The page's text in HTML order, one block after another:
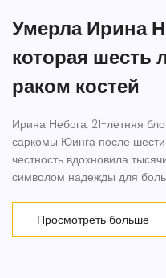
Умерла Ирина
которая шесть
раком костей
Ирина Небога, 21-летняя
саркомы Юинга после
честность вдохновила
символом надежды для
Просмотреть больше